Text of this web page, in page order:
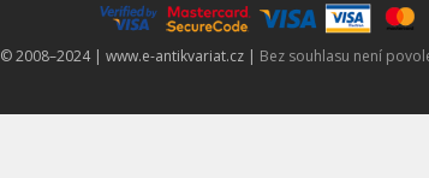
© 2008–2024 | www.e-antikvariat.cz | Bez souhlasu není